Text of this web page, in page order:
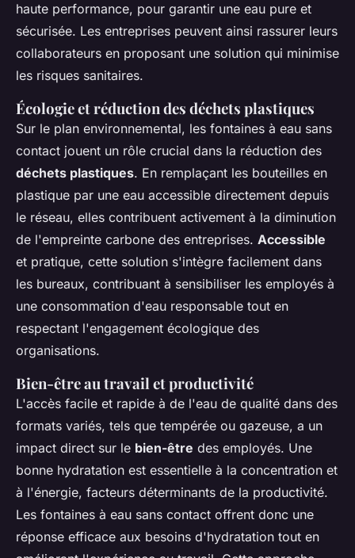
haute performance, pour garantir une eau pure et
sécurisée. Les entreprises peuvent ainsi rassurer leurs
collaborateurs en proposant une solution qui minimise
les risques sanitaires.
Écologie et réduction des déchets plastiques
Sur le plan environnemental, les fontaines à eau sans
contact jouent un rôle crucial dans la réduction des
déchets plastiques. En remplaçant les bouteilles en
plastique par une eau accessible directement depuis
le réseau, elles contribuent activement à la diminution
de l'empreinte carbone des entreprises. Accessible
et pratique, cette solution s'intègre facilement dans
les bureaux, contribuant à sensibiliser les employés à
une consommation d'eau responsable tout en
respectant l'engagement écologique des
organisations.
Bien-être au travail et productivité
L'accès facile et rapide à de l'eau de qualité dans des
formats variés, tels que tempérée ou gazeuse, a un
impact direct sur le bien-être des employés. Une
bonne hydratation est essentielle à la concentration et
à l'énergie, facteurs déterminants de la productivité.
Les fontaines à eau sans contact offrent donc une
réponse efficace aux besoins d'hydratation tout en